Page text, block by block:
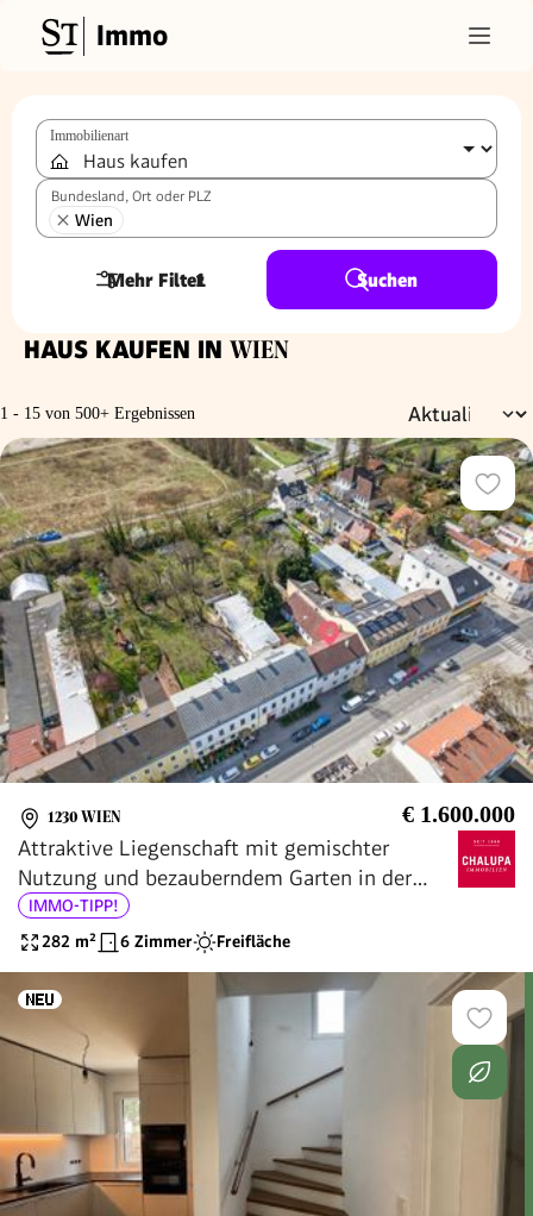
Immo
Immobilienart
Bundesland, Ort oder PLZ
Wien
Mehr Filter
1 Suchen
HAUS KAUFEN IN WIEN
1 - 15 von 500+ Ergebnissen
1230 WIEN € 1.600.000
Attraktive Liegenschaft mit gemischter
Nutzung und bezauberndem Garten in der
Ketzergasse - Wohnen, Arbeiten und
Ausbaupotenzial vereint
IMMO-TIPP!
282 m² 6 Zimmer Freifläche